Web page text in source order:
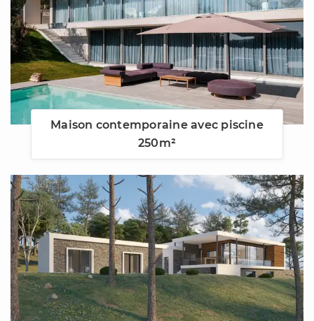
Maison contemporaine avec piscine
250m²